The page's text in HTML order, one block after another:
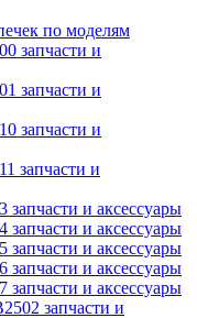
по моделям
запчасти и
запчасти и
запчасти и
запчасти и
запчасти и аксессуары
запчасти и аксессуары
запчасти и аксессуары
запчасти и аксессуары
запчасти и аксессуары
запчасти и